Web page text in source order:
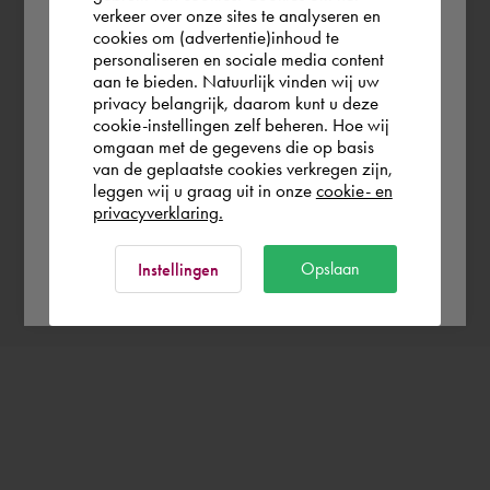
When do you want to book Daniël?
Choose date
Confirm booking
you wish to shop.
Schweiz
Rest of the world
verkeer over onze sites te analyseren en
cookies om (advertentie)inhoud te
personaliseren en sociale media content
aan te bieden. Natuurlijk vinden wij uw
privacy belangrijk, daarom kunt u deze
cookie-instellingen zelf beheren. Hoe wij
omgaan met de gegevens die op basis
van de geplaatste cookies verkregen zijn,
leggen wij u graag uit in onze cookie- en
privacyverklaring.
Instellingen Opslaan